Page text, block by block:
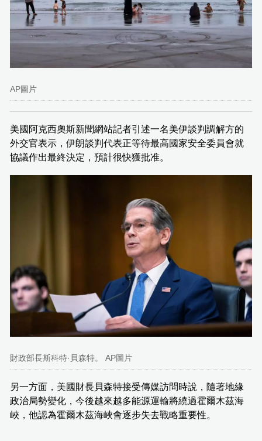
AP圖片
美國阿克西奧斯新聞網站記者引述一名美伊談判調解方的
外交官表示，伊朗談判代表正等待最高國家安全委員會就
協議作出最終決定，預計很快獲批准。
財政部長斯科特·貝森特。 AP圖片
另一方面，美國財長貝森特接受傳媒訪問時說，隨著地緣
政治局勢變化，今後越來越多能源運輸將繞過霍爾木茲海
峽，他認為霍爾木茲海峽會逐步失去戰略重要性。